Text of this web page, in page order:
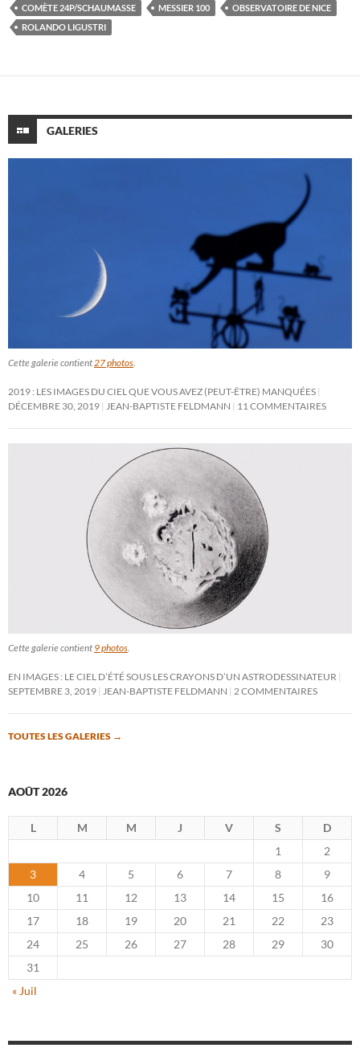
COMÈTE 24P/SCHAUMASSE MESSIER 100
OBSERVATOIRE DE NICE
ROLANDO LIGUSTRI
GALERIES
Cette galerie contient 27 photos
2019 : LES IMAGES DU CIEL QUE VOUS AVEZ (PEUT-ÊTRE) MANQUÉES
DÉCEMBRE 30, 2019
JEAN-BAPTISTE FELDMANN 11 COMMENTAIRES
Cette galerie contient 9 photos
EN IMAGES : LE CIEL D’ÉTÉ SOUS LES CRAYONS D’UN ASTRODESSINATEUR
SEPTEMBRE 3, 2019
JEAN-BAPTISTE FELDMANN 2 COMMENTAIRES
TOUTES LES GALERIES →
AOÛT 2026
L M M J V S
D
1
2
3
4 5 6 7 8
9
10
11 12 13 14 15
16
17
18 19 20 21 22
23
24
25 26 27 28 29
30
31
« Juil